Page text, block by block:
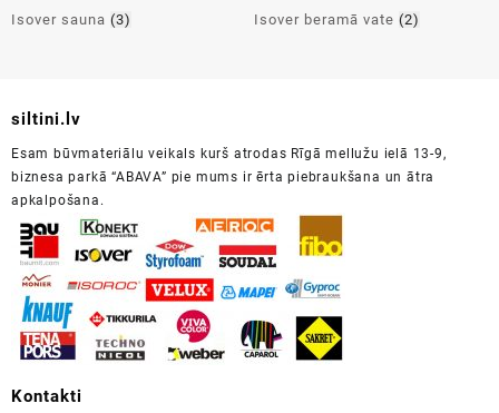
Isover sauna (3) Isover beramā vate(2)
siltini.lv
Esam būvmateriālu veikals kurš atrodas Rīgā mellužu ielā 13-9,
biznesa parkā “ABAVA” pie mums ir ērta piebraukšana un ātra
apkalpošana.
Kontakti